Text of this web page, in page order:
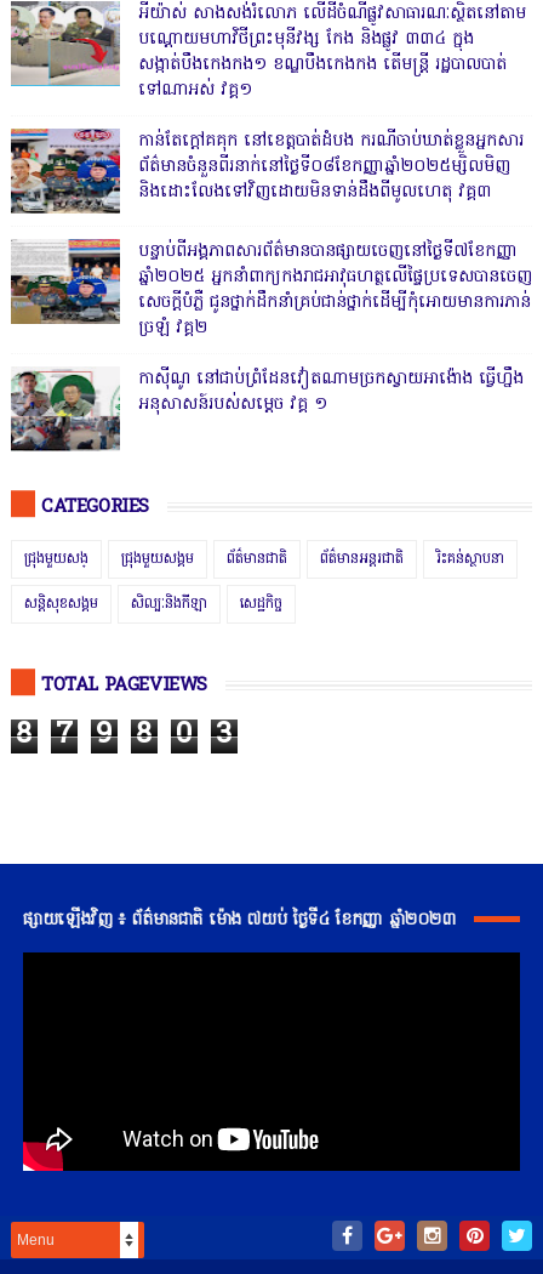
អីយ៉ាស់ សាងសង់រំលោភ លើដីចំណីផ្លូវសាធារណៈស្ថិតនៅតាម
បណ្ដោយមហាវិថីព្រះមុនីវង្ស កែង និងផ្លូវ ៣៣៤ ក្នុង
សង្កាត់បឹងកេងកង១ ខណ្ឌបឹងកេងកង តើមន្ត្រី រដ្ឋបាលបាត់
ទៅណាអស់ វគ្គ១
កាន់តែក្តៅគគុក នៅខេត្តបាត់ដំបង ករណីចាប់ឃាត់ខ្លួនអ្នកសារ
ព័ត៌មានចំនួនពីរនាក់នៅថ្ងៃទី០៨ខែកញ្ញាឆ្នាំ២០២៥ម្សិលមិញ
និងដោះលែងទៅវិញដោយមិនទាន់ដឹងពីមូលហេតុ វគ្គ៣
បន្ទាប់ពីអង្គភាពសារព័ត៌មានបានផ្សាយចេញនៅថ្ងៃទី៧ខែកញ្ញា
ឆ្នាំ២០២៥ អ្នកនាំពាក្យកងរាជអាវុធហត្ថលើផ្ទៃប្រទេសបានចេញ
សេចក្តីបំភ្លឺ ជូនថ្នាក់ដឹកនាំគ្រប់ជាន់ថ្នាក់ដើម្បីកុំអោយមានការភាន់
ច្រឡំ វគ្គ២
កាសុីណូ នៅជាប់ព្រំដែនវៀតណាមច្រកស្វាយអាង៉ោង ធ្វើហ្នឹង
អនុសាសន៍របស់សម្ដេច វគ្គ ១
CATEGORIES
ជ្រុងមួយសង្ ជ្រុងមួយសង្គម ព័ត៌មានជាតិ ព័ត៌មានអន្តរជាតិ រិះគន់ស្ថាបនា
សន្តិសុខសង្គម សិល្បៈនិងកីឡា សេដ្ឋកិច្ច
TOTAL PAGEVIEWS
8 7 9 8 0 3
ផ្សាយឡើងវិញ ៖ ព័ត៌មានជាតិ ម៉ោង ៧យប់ ថ្ងៃទី៤ ខែកញ្ញា ឆ្នាំ២០២៣